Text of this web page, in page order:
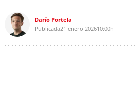
Darío Portela
Publicada21 enero 202610:00h